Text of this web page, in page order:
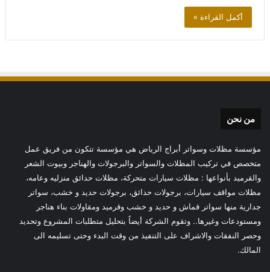
أكمل القراءة »
من نحن
مؤسسة مظلات وسواتر أبراج الرياض هي مؤسسة تتكون من فريق عمل
متخصص في تركيب المظلات والسواتر والبرجولات والهناجر وبيوت الشعر
والقرميد بأنواعها : مظلات سيارات متحركة، مظلات حدائق منزليه وعامه،
مظلات مواقف سيارات، برجولات حدائق، برجولات حديد و خشب، سواتر
جدارية منها سواتر قماش و حديد و خشب وقرميد ومقاولات بناء هناجر
ومستودعات وغيرها.. وتقوم الشركة أيضاً بتحليل متطلبات المشروع وتحديد
وحصر النفقات والاشراف على التنفيذ من وقت البدء وحتى تسليمه الى
المالك.